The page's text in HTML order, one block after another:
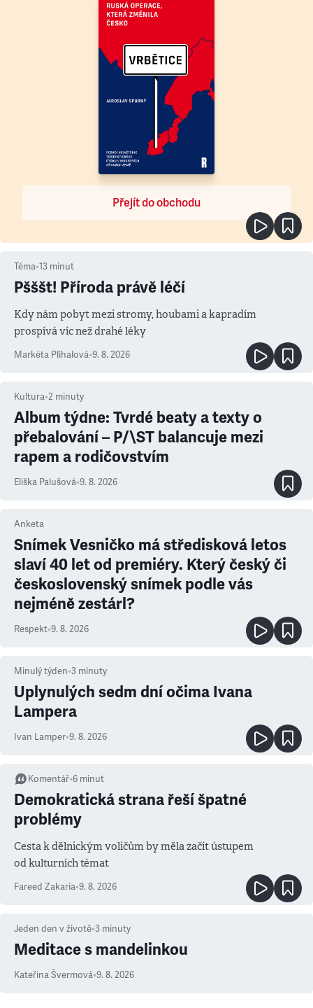
Přejít do obchodu
Téma•13 minut
Pšššt! Příroda právě léčí
Kdy nám pobyt mezi stromy, houbami a kapradím
prospívá víc než drahé léky
Markéta Plíhalová•9. 8. 2026
Kultura•2 minuty
Album týdne: Tvrdé beaty a texty o
přebalování – P/\ST balancuje mezi
rapem a rodičovstvím
Eliška Palušová•9. 8. 2026
Anketa
Snímek Vesničko má středisková letos
slaví 40 let od premiéry. Který český či
československý snímek podle vás
nejméně zestárl?
Respekt•9. 8. 2026
Minulý týden•3 minuty
Uplynulých sedm dní očima Ivana
Lampera
Ivan Lamper•9. 8. 2026
Komentář•6 minut
Demokratická strana řeší špatné
problémy
Cesta k dělnickým voličům by měla začít ústupem
od kulturních témat
Fareed Zakaria•9. 8. 2026
Jeden den v životě•3 minuty
Meditace s mandelinkou
Kateřina Švermová•9. 8. 2026